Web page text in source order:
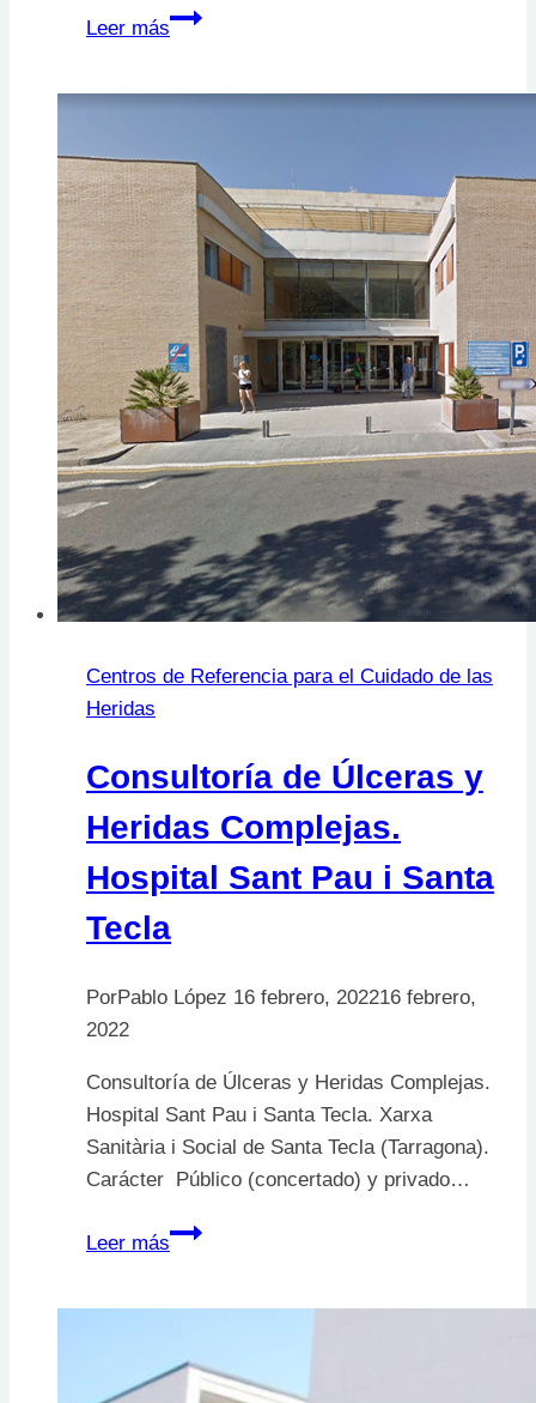
Leer más
DEBRA
Centros de Referencia para el Cuidado de las
Heridas
Consultoría de Úlceras y
Heridas Complejas.
Hospital Sant Pau i Santa
Tecla
PorPablo López 16 febrero, 202216 febrero,
2022
Consultoría de Úlceras y Heridas Complejas.
Hospital Sant Pau i Santa Tecla. Xarxa
Sanitària i Social de Santa Tecla (Tarragona).
Carácter Público (concertado) y privado…
Leer más
Consultoría
Heridas
Complejas.